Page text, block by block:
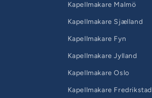
Kapellmakare Malmö
Kapellmakare Sjælland
Kapellmakare Fyn
Kapellmakare Jylland
Kapellmakare Oslo
Kapellmakare Fredrikstad